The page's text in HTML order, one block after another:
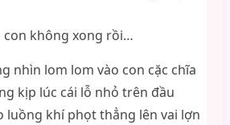
không xong rồi…
nhìn lom lom vào con cặc chĩa
kịp lúc cái lỗ nhỏ trên đầu
luồng khí phọt thẳng lên vai lợn